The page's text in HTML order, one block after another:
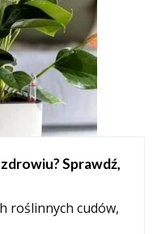
Sprawdź,
roślinnych cudów,